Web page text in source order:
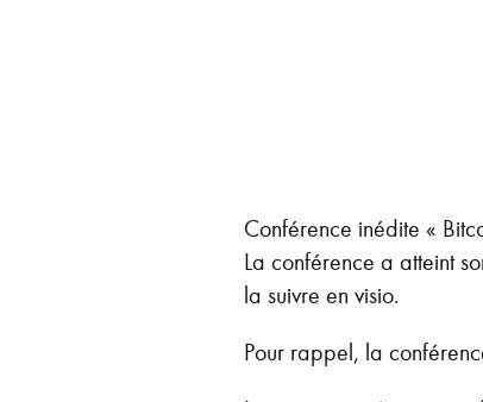
Conférence inédite «
La conférence a atteint
la suivre en visio.
Pour rappel, la